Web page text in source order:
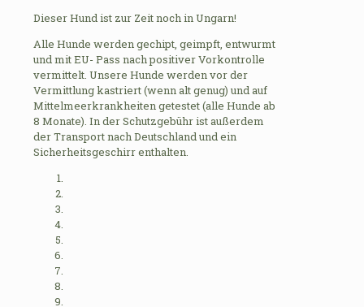
Dieser Hund ist zur Zeit noch in Ungarn!
Alle Hunde werden gechipt, geimpft, entwurmt
und mit EU- Pass nach positiver Vorkontrolle
vermittelt. Unsere Hunde werden vor der
Vermittlung kastriert (wenn alt genug) und auf
Mittelmeerkrankheiten getestet (alle Hunde ab
8 Monate). In der Schutzgebühr ist außerdem
der Transport nach Deutschland und ein
Sicherheitsgeschirr enthalten.